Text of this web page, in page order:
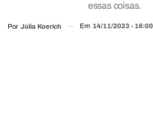
essas coisas.
Por Júlia Koerich Em 14/11/2023 - 16:00